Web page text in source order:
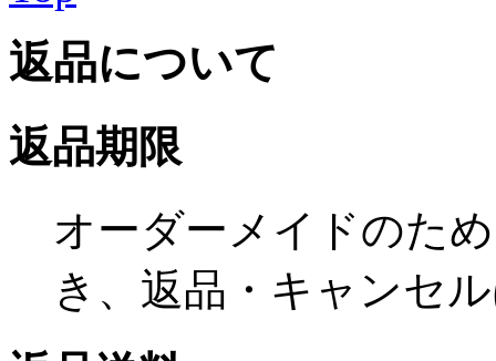
返品について
返品期限
オーダーメイドのた
き、返品・キャンセ